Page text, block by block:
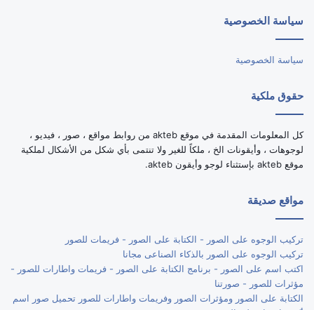
سياسة الخصوصية
سياسة الخصوصية
حقوق ملكية
كل المعلومات المقدمة في موقع akteb من روابط مواقع ، صور ، فيديو ،
لوجوهات ، وأيقونات الخ ، ملكاً للغير ولا تنتمى بأي شكل من الأشكال لملكية
موقع akteb بإستثناء لوجو وأيقون akteb.
مواقع صديقة
تركيب الوجوه على الصور - الكتابة على الصور - فريمات للصور
تركيب الوجوه على الصور بالذكاء الصناعى مجانا
اكتب اسم على الصور - برنامج الكتابة على الصور - فريمات واطارات للصور -
مؤثرات للصور - صورتنا
الكتابة على الصور ومؤثرات الصور وفريمات واطارات للصور تحميل صور اسم